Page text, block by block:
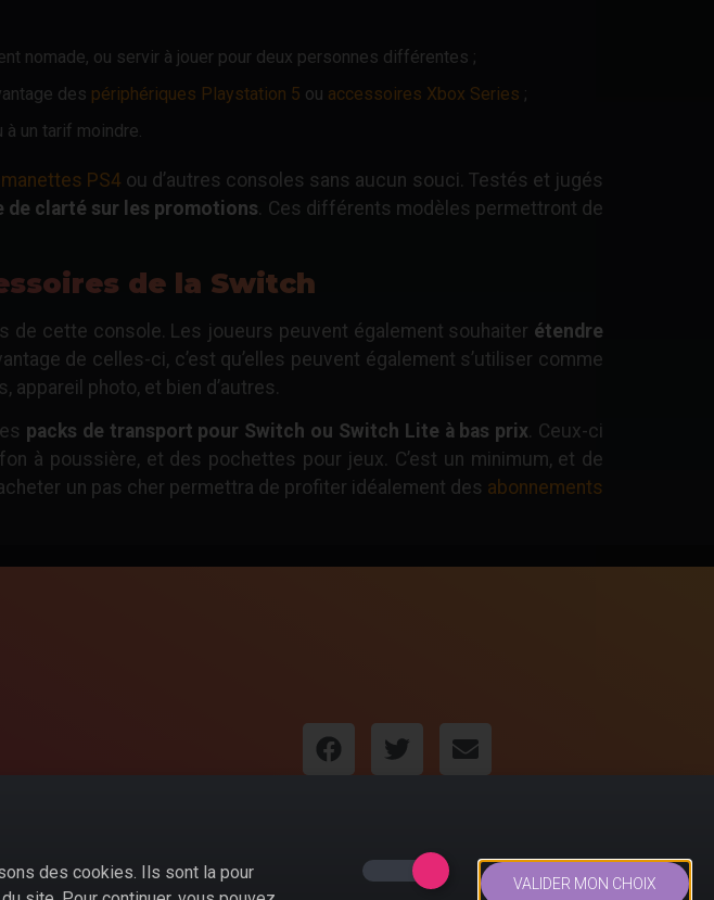
nomade, ou servir à jouer pour deux personnes différentes ;
des périphériques Playstation 5 ou accessoires Xbox Series ;
un tarif moindre.
PS4 ou d’autres consoles sans aucun souci. Testés et jugés
de clarté sur les promotions. Ces différents modèles permettront de
de la Switch
cette console. Les joueurs peuvent également souhaiter étendre
de celles-ci, c’est qu’elles peuvent également s’utiliser comme
photo, et bien d’autres.
packs de transport pour Switch ou Switch Lite à bas prix. Ceux-ci
à poussière, et des pochettes pour jeux. C’est un minimum, et de
un pas cher permettra de profiter idéalement des abonnements
des cookies. Ils sont la pour
VALIDER MON CHOIX